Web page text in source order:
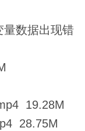
数据出现错
19.28M
28.75M